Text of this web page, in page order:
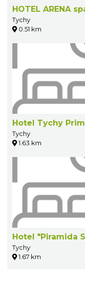
HOTEL ARENA
Tychy
0.51 km
Hotel Tychy
Tychy
1.63 km
Hotel "Piramida
Tychy
1.67 km